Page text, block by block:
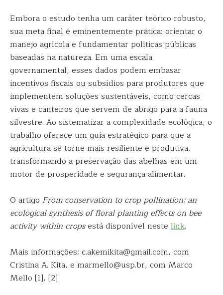
Embora o estudo tenha um caráter teórico robusto,
sua meta final é eminentemente prática: orientar o
manejo agrícola e fundamentar políticas públicas
baseadas na natureza. Em uma escala
governamental, esses dados podem embasar
incentivos fiscais ou subsídios para produtores que
implementem soluções sustentáveis, como cercas
vivas e canteiros que servem de abrigo para a fauna
silvestre. Ao sistematizar a complexidade ecológica, o
trabalho oferece um guia estratégico para que a
agricultura se torne mais resiliente e produtiva,
transformando a preservação das abelhas em um
motor de prosperidade e segurança alimentar.
O artigo From conservation to crop pollination: an
ecological synthesis of floral planting effects on bee
activity within cropsestá disponível neste link.
Mais informações: c.akemikita@gmail.com, com
Cristina A. Kita, e marmello@usp.br, com Marco
Mello [1], [2]